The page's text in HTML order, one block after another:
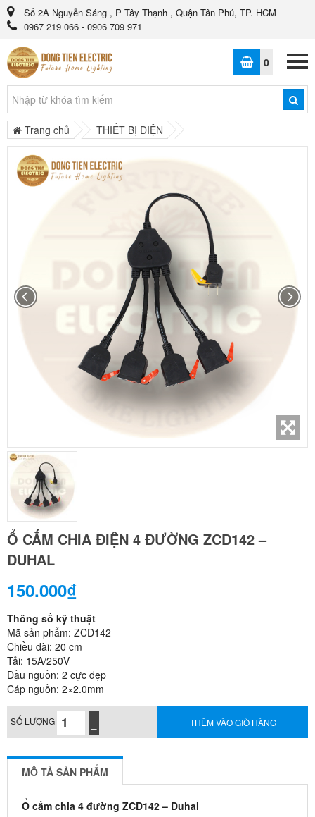
Số 2A Nguyễn Sáng , P Tây Thạnh , Quận Tân Phú, TP. HCM
0967 219 066 - 0906 709 971
0
Trang chủ THIẾT BỊ ĐIỆN
Ổ CẮM CHIA ĐIỆN 4 ĐƯỜNG ZCD142 –
DUHAL
150.000₫
Thông số kỹ thuật
Mã sản phẩm: ZCD142
Chiều dài: 20 cm
Tải: 15A/250V
Đầu nguồn: 2 cực dẹp
Cáp nguồn: 2×2.0mm
SỐ LƯỢNG THÊM VÀO GIỎ HÀNG
MÔ TẢ SẢN PHẨM
Ổ cắm chia 4 đường ZCD142 – Duhal